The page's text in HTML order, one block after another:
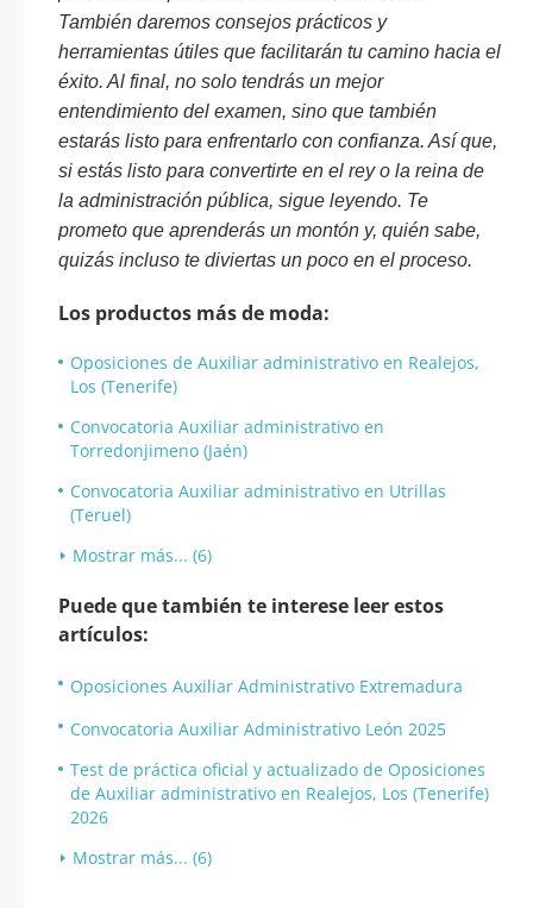
También daremos consejos prácticos y
herramientas útiles que facilitarán tu camino hacia el
éxito. Al final, no solo tendrás un mejor
entendimiento del examen, sino que también
estarás listo para enfrentarlo con confianza. Así que,
si estás listo para convertirte en el rey o la reina de
la administración pública, sigue leyendo. Te
prometo que aprenderás un montón y, quién sabe,
quizás incluso te diviertas un poco en el proceso.
Los productos más de moda:
Oposiciones de Auxiliar administrativo en Realejos,
Los (Tenerife)
Convocatoria Auxiliar administrativo en
Torredonjimeno (Jaén)
Convocatoria Auxiliar administrativo en Utrillas
(Teruel)
Mostrar más... (6)
Puede que también te interese leer estos
artículos:
Oposiciones Auxiliar Administrativo Extremadura
Convocatoria Auxiliar Administrativo León 2025
Test de práctica oficial y actualizado de Oposiciones
de Auxiliar administrativo en Realejos, Los (Tenerife)
2026
Mostrar más... (6)